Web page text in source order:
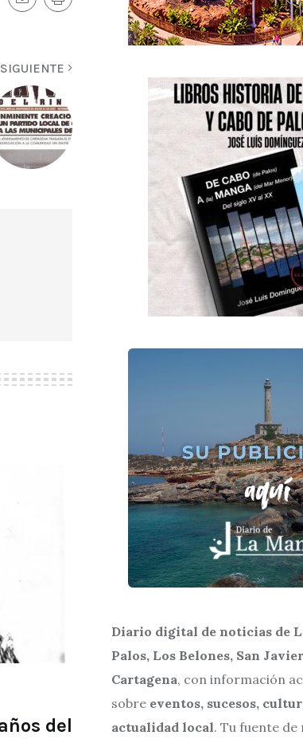
SIGUIENTE
del
Diario digital de noticias de
Palos, Los Belones, San
Cartagena, con información
sobre eventos, sucesos,
actualidad local. Tu fuente